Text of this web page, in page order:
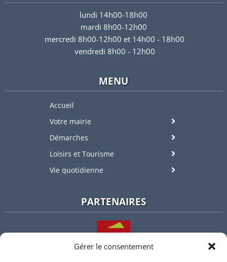
Gérer le consentement
lundi 14h00-18h00
mardi 8h00-12h00
mercredi 8h00-12h00 et 14h00 - 18h00
vendredi 8h00 - 12h00
MENU
Accueil
Votre mairie
Démarches
Loisirs et Tourisme
Vie quotidienne
PARTENAIRES